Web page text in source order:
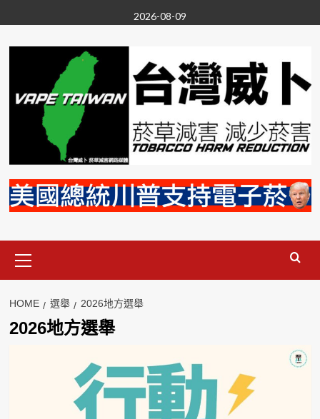
to
content
2026-08-09
Menu
HOME 選舉 2026地方選舉
2026地方選舉